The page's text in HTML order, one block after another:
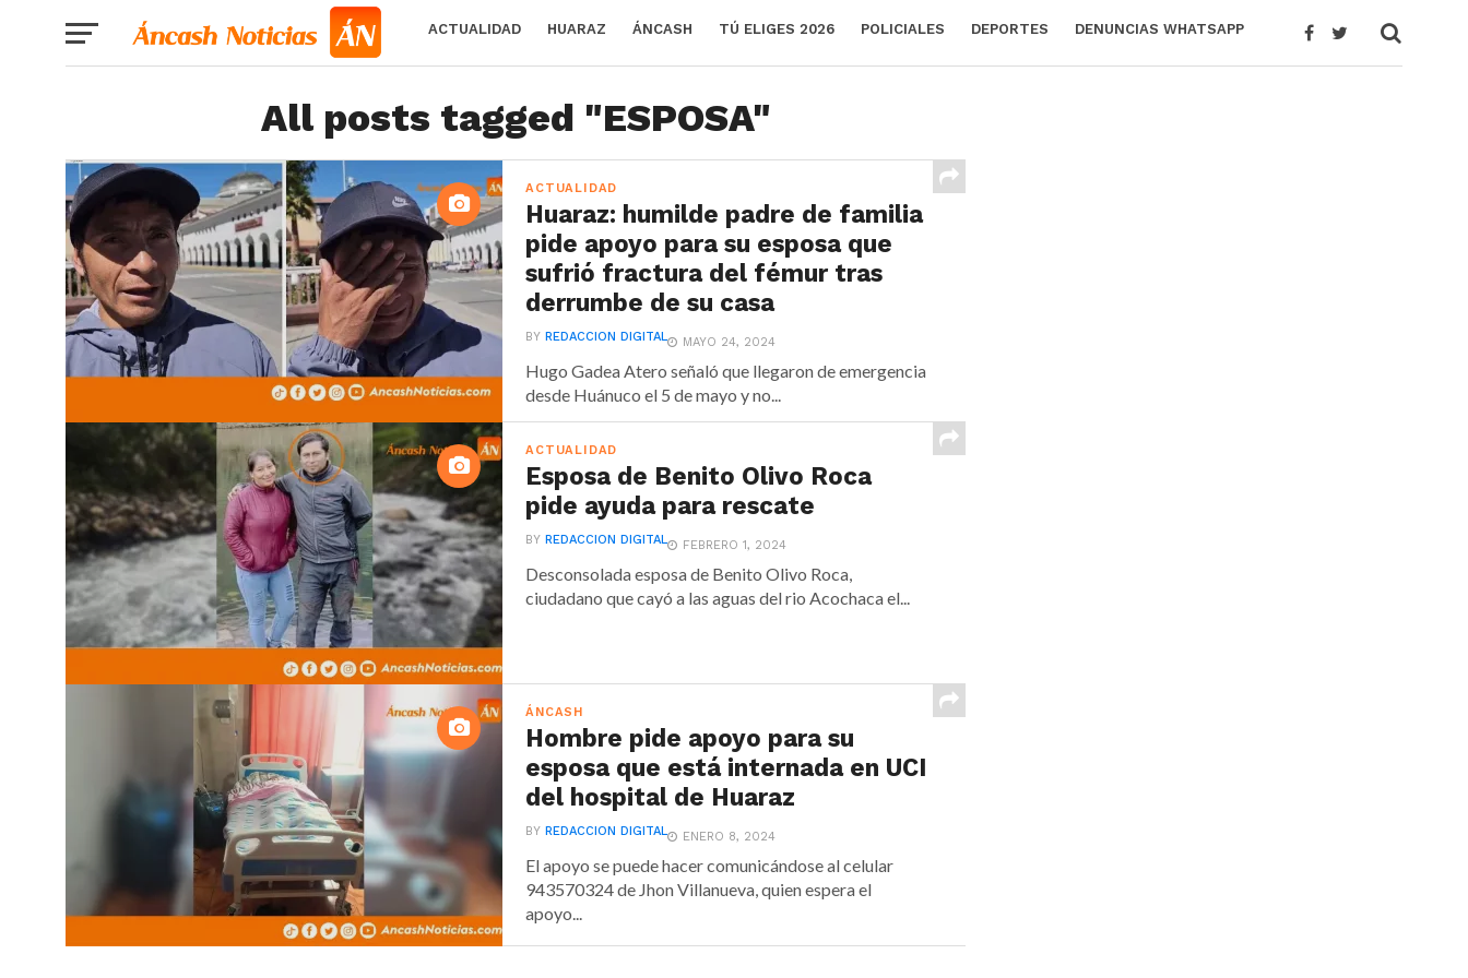
ACTUALIDAD HUARAZ ÁNCASH TÚ ELIGES 2026 POLICIALES DEPORTES DENUNCIAS WHATSAPP
All posts tagged "ESPOSA"
ACTUALIDAD
Huaraz: humilde padre de familia
pide apoyo para su esposa que
sufrió fractura del fémur tras
derrumbe de su casa
BYREDACCION DIGITAL MAYO 24, 2024
Hugo Gadea Atero señaló que llegaron de emergencia
desde Huánuco el 5 de mayo y no...
ACTUALIDAD
Esposa de Benito Olivo Roca
pide ayuda para rescate
BYREDACCION DIGITAL FEBRERO 1, 2024
Desconsolada esposa de Benito Olivo Roca,
ciudadano que cayó a las aguas del rio Acochaca el...
ÁNCASH
Hombre pide apoyo para su
esposa que está internada en UCI
del hospital de Huaraz
BYREDACCION DIGITAL ENERO 8, 2024
El apoyo se puede hacer comunicándose al celular
943570324 de Jhon Villanueva, quien espera el
apoyo...